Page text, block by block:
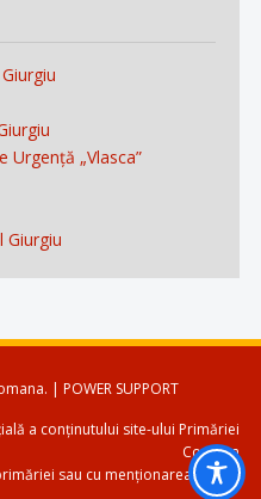
Urgență „Vlasca”
Giurgiu
| POWER SUPPORT
a conținutului site-ului Primăriei
Comana
sau cu menționarea sursei.